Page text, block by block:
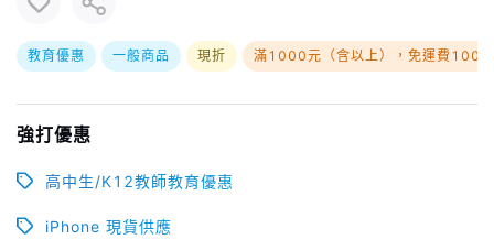
教育優惠 一般商品 現折 滿1000元（含以上），免運費100元
強打優惠
高中生/K12教師教育優惠
iPhone 現貨供應